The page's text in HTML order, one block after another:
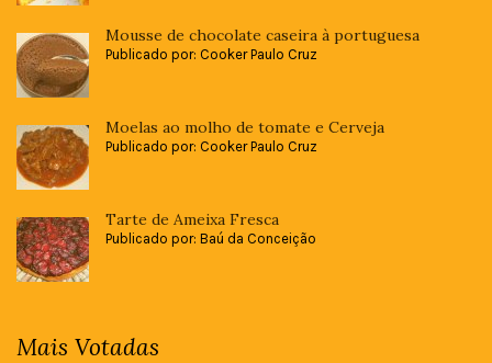
Mousse de chocolate caseira à portuguesa
Publicado por: Cooker Paulo Cruz
Moelas ao molho de tomate e Cerveja
Publicado por: Cooker Paulo Cruz
Tarte de Ameixa Fresca
Publicado por: Baú da Conceição
Mais Votadas